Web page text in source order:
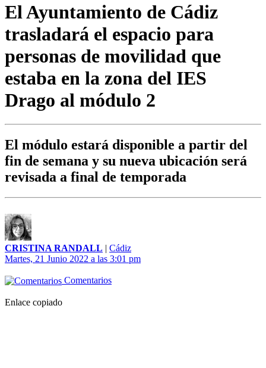
El Ayuntamiento de Cádiz
trasladará el espacio para
personas de movilidad que
estaba en la zona del IES
Drago al módulo 2
El módulo estará disponible a partir del
fin de semana y su nueva ubicación será
revisada a final de temporada
CRISTINA RANDALL | Cádiz
Martes, 21 Junio 2022 a las 3:01 pm
Comentarios
Enlace copiado